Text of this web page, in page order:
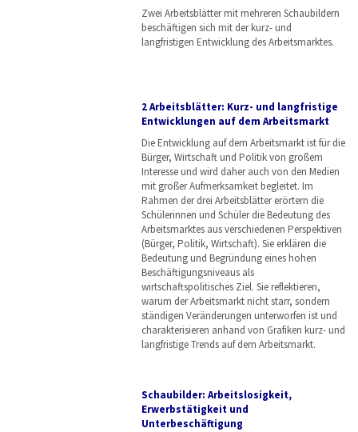
Zwei Arbeitsblätter mit mehreren Schaubildern
beschäftigen sich mit der kurz- und
langfristigen Entwicklung des Arbeitsmarktes.
2 Arbeitsblätter: Kurz- und langfristige
Entwicklungen auf dem Arbeitsmarkt
Die Entwicklung auf dem Arbeitsmarkt ist für die
Bürger, Wirtschaft und Politik von großem
Interesse und wird daher auch von den Medien
mit großer Aufmerksamkeit begleitet. Im
Rahmen der drei Arbeitsblätter erörtern die
Schülerinnen und Schüler die Bedeutung des
Arbeitsmarktes aus verschiedenen Perspektiven
(Bürger, Politik, Wirtschaft). Sie erklären die
Bedeutung und Begründung eines hohen
Beschäftigungsniveaus als
wirtschaftspolitisches Ziel. Sie reflektieren,
warum der Arbeitsmarkt nicht starr, sondern
ständigen Veränderungen unterworfen ist und
charakterisieren anhand von Grafiken kurz- und
langfristige Trends auf dem Arbeitsmarkt.
Schaubilder: Arbeitslosigkeit,
Erwerbstätigkeit und
Unterbeschäftigung